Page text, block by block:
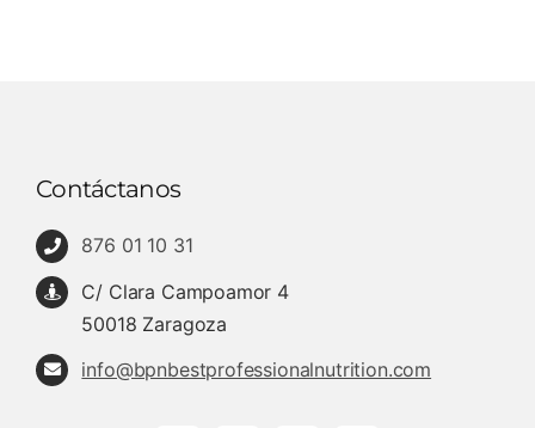
Contáctanos
876 01 10 31
C/ Clara Campoamor 4
50018 Zaragoza
info@bpnbestprofessionalnutrition.com